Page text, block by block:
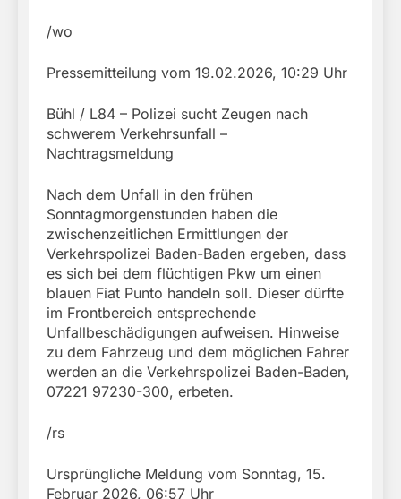
/wo
Pressemitteilung vom 19.02.2026, 10:29 Uhr
Bühl / L84 – Polizei sucht Zeugen nach
schwerem Verkehrsunfall –
Nachtragsmeldung
Nach dem Unfall in den frühen
Sonntagmorgenstunden haben die
zwischenzeitlichen Ermittlungen der
Verkehrspolizei Baden-Baden ergeben, dass
es sich bei dem flüchtigen Pkw um einen
blauen Fiat Punto handeln soll. Dieser dürfte
im Frontbereich entsprechende
Unfallbeschädigungen aufweisen. Hinweise
zu dem Fahrzeug und dem möglichen Fahrer
werden an die Verkehrspolizei Baden-Baden,
07221 97230-300, erbeten.
/rs
Ursprüngliche Meldung vom Sonntag, 15.
Februar 2026, 06:57 Uhr